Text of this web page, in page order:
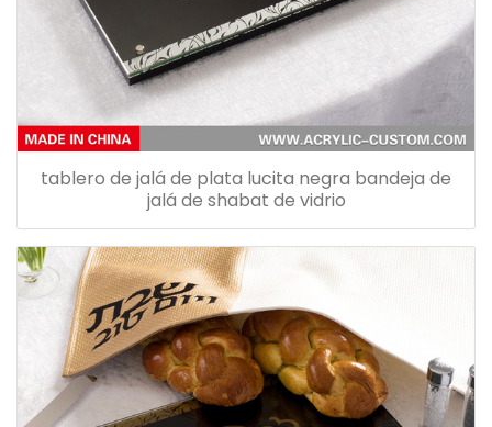
tablero de jalá de plata lucita negra bandeja de
jalá de shabat de vidrio